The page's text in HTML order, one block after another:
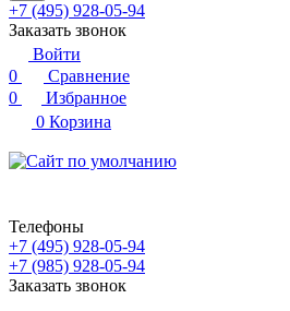
+7 (495) 928-05-94
Заказать звонок
Войти
0
Сравнение
0
Избранное
0 Корзина
Телефоны
+7 (495) 928-05-94
+7 (985) 928-05-94
Заказать звонок